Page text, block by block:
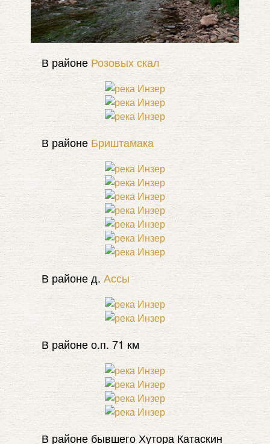
В районе Розовых скал
В районе Бриштамака
В районе д. Ассы
В районе о.п. 71 км
В районе бывшего Хутора Катаскин